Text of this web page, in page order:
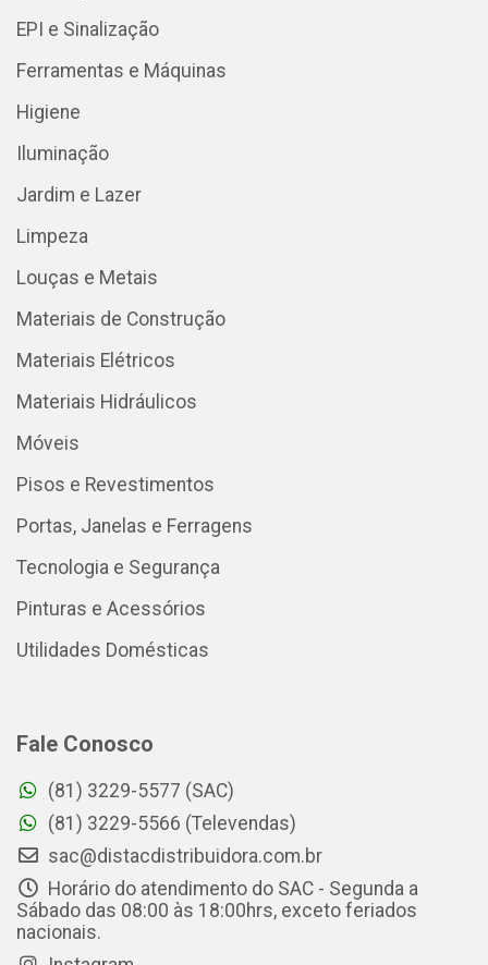
EPI e Sinalização
Ferramentas e Máquinas
Higiene
Iluminação
Jardim e Lazer
Limpeza
Louças e Metais
Materiais de Construção
Materiais Elétricos
Materiais Hidráulicos
Móveis
Pisos e Revestimentos
Portas, Janelas e Ferragens
Tecnologia e Segurança
Pinturas e Acessórios
Utilidades Domésticas
Fale Conosco
(81) 3229-5577 (SAC)
(81) 3229-5566 (Televendas)
sac@distacdistribuidora.com.br
Horário do atendimento do SAC - Segunda a
Sábado das 08:00 às 18:00hrs, exceto feriados
nacionais.